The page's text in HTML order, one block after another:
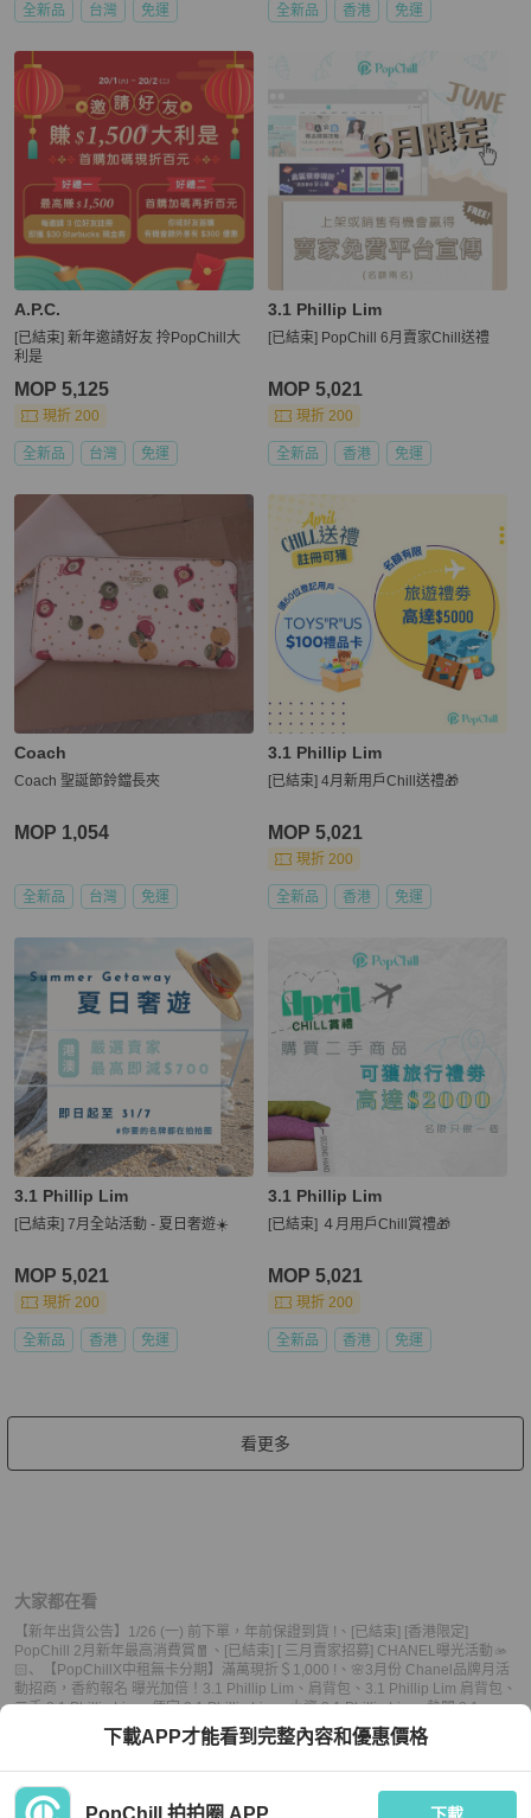
全新品 台灣 免運 全新品 香港 免運
A.P.C.
[已結束] 新年邀請好友 拎PopChill大
利是
MOP 5,125
現折 200
全新品 台灣 免運
3.1 Phillip Lim
[已結束] PopChill 6月賣家Chill送禮
MOP 5,021
現折 200
全新品 香港 免運
Coach
Coach 聖誕節鈴鐺長夾
MOP 1,054
全新品 台灣 免運
3.1 Phillip Lim
[已結束] 4月新用戶Chill送禮🎁
MOP 5,021
現折 200
全新品 香港 免運
3.1 Phillip Lim
[已結束] 7月全站活動 - 夏日奢遊☀️
MOP 5,021
現折 200
全新品 香港 免運
3.1 Phillip Lim
[已結束] ４月用戶Chill賞禮🎁
MOP 5,021
現折 200
全新品 香港 免運
看更多
大家都在看
【新年出貨公告】1/26 (一) 前下單，年前保證到貨 ! 、 [已結束] [香港限定]
PopChill 2月新年最高消費賞🧧 、 [已結束] [ 三月賣家招募] CHANEL曝光活動🫴
🏻 、 【PopChillX中租無卡分期】滿萬現折＄1,000 ! 、 🌸3月份 Chanel品牌月活
動招商，香約報名 曝光加倍！ 3.1 Phillip Lim 、 肩背包 、 3.1 Phillip Lim 肩背包 、
二手 3.1 Phillip Lim、便宜 3.1 Phillip Lim、小資 3.1 Phillip Lim、熱門 3.1
中古 3.1 Phillip Lim、推薦 3.1 Phillip Lim、二手 肩背包
小資 肩背包、熱門 肩背包、中古 肩背包、推薦 肩背包
下載APP才能看到完整內容和優惠價格
PopChill 拍拍圈 APP